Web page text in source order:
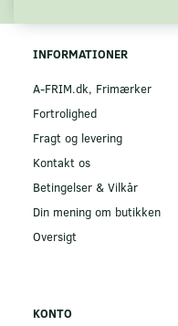
INFORMATIONER
A-FRIM.dk, Frimærker
Fortrolighed
Fragt og levering
Kontakt os
Betingelser & Vilkår
Din mening om butikken
Oversigt
KONTO